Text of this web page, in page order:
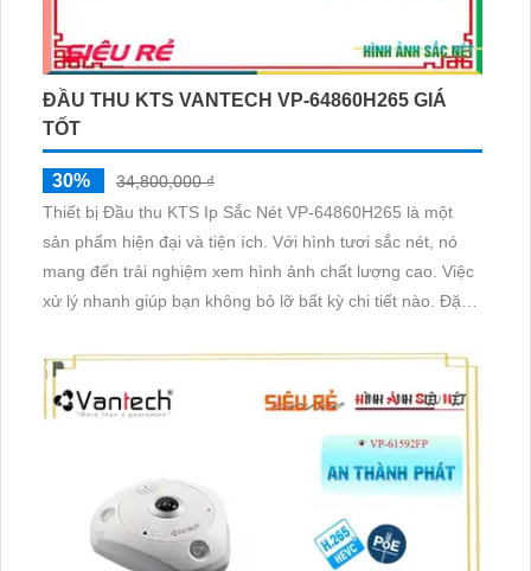
ĐẦU THU KTS VANTECH VP-64860H265 GIÁ
TỐT
30%
34,800,000 ₫
Thiết bị Đầu thu KTS Ip Sắc Nét VP-64860H265 là một
sản phẩm hiện đại và tiện ích. Với hình tươi sắc nét, nó
mang đến trải nghiệm xem hình ảnh chất lượng cao. Việc
xử lý nhanh giúp bạn không bỏ lỡ bất kỳ chi tiết nào. Đặc
mang lại hình ảnh rõ ràng ngay cả trong môi trường tối